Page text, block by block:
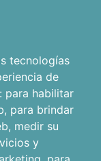
tecnologías
de
para habilitar
, para brindar
, medir su
y